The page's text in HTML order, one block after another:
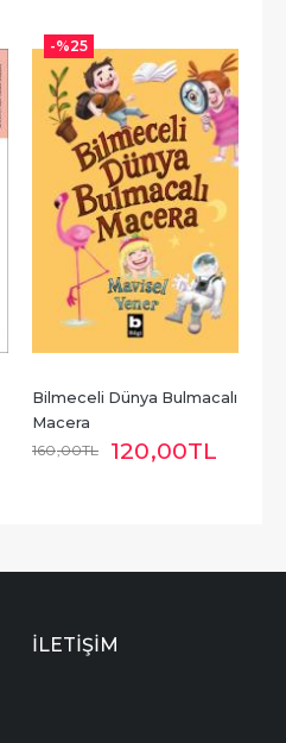
-%25
Bilmeceli Dünya Bulmacalı
Macera
160,00TL 120,00TL
İLETIŞIM